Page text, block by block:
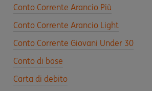
Conto Corrente Arancio Più
Conto Corrente Arancio Light
Conto Corrente Giovani Under 30
Conto di base
Carta di debito